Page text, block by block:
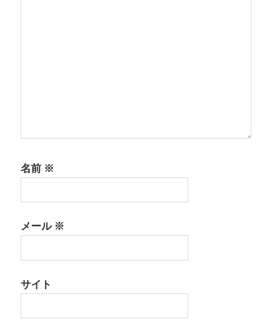
名前 ※
メール※
サイト